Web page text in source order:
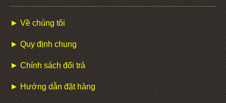
► Về chúng tôi
► Quy định chung
► Chính sách đổi trả
► Hướng dẫn đặt hàng